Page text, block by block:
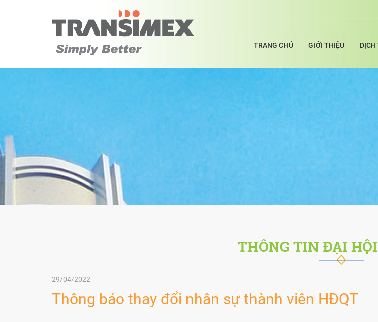
TRANG CHỦ GIỚI THIỆU DỊCH
THÔNG TIN ĐẠI
29/04/2022
Thông báo thay đổi nhân sự thành viên HĐQT